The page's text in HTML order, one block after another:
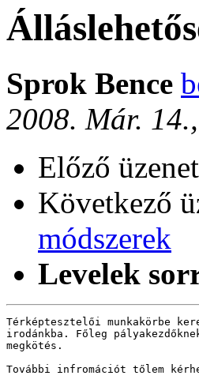
Sprok Bence
2008. Már.
Előző
Következő
módszerek
Levelek
Térképtesztelői munkakörbe
irodánkba. Főleg
megkötés.
További infromációt tőlem